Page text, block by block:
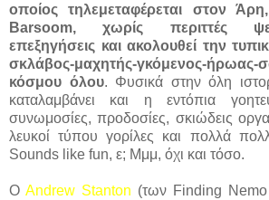
οποίος τηλεμεταφέρεται στον
Barsoom, χωρίς περιττές
επεξηγήσεις και ακολουθεί την
σκλάβος-μαχητής-γκόμενος-
κόσμου όλου. Φυσικά στην όλη
καταλαμβάνει και η εντόπια
συνωμοσίες, προδοσίες, σκιώδεις
λευκοί τύπου γορίλες και πολλά
Sounds like fun, ε; Μμμ, όχι και τόσο.
O Andrew Stanton (των Finding Nemo